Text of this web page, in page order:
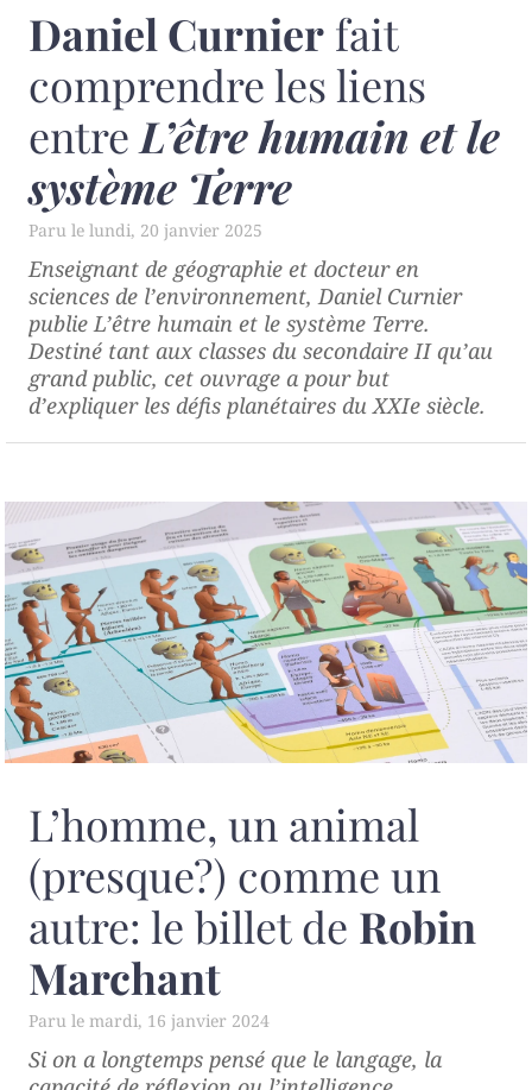
Daniel Curnier fait
comprendre les liens
entre L’être humain et le
système Terre
lundi, 20 janvier 2025
Enseignant de géographie et docteur en
sciences de l’environnement, Daniel Curnier
publieL’être humain et le système Terre.
Destiné tant aux classes du secondaire II qu’au
grand public, cet ouvrage a pour but
d’expliquer les défis planétaires du XXIe siècle.
L’homme, un animal
(presque?) comme un
autre: le billet de Robin
Marchant
mardi, 16 janvier 2024
Si on a longtemps pensé que le langage, la